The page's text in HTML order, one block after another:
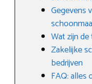
Gegevens
Wat zijn
Zakelijke
bedrijven
FAQ: alles